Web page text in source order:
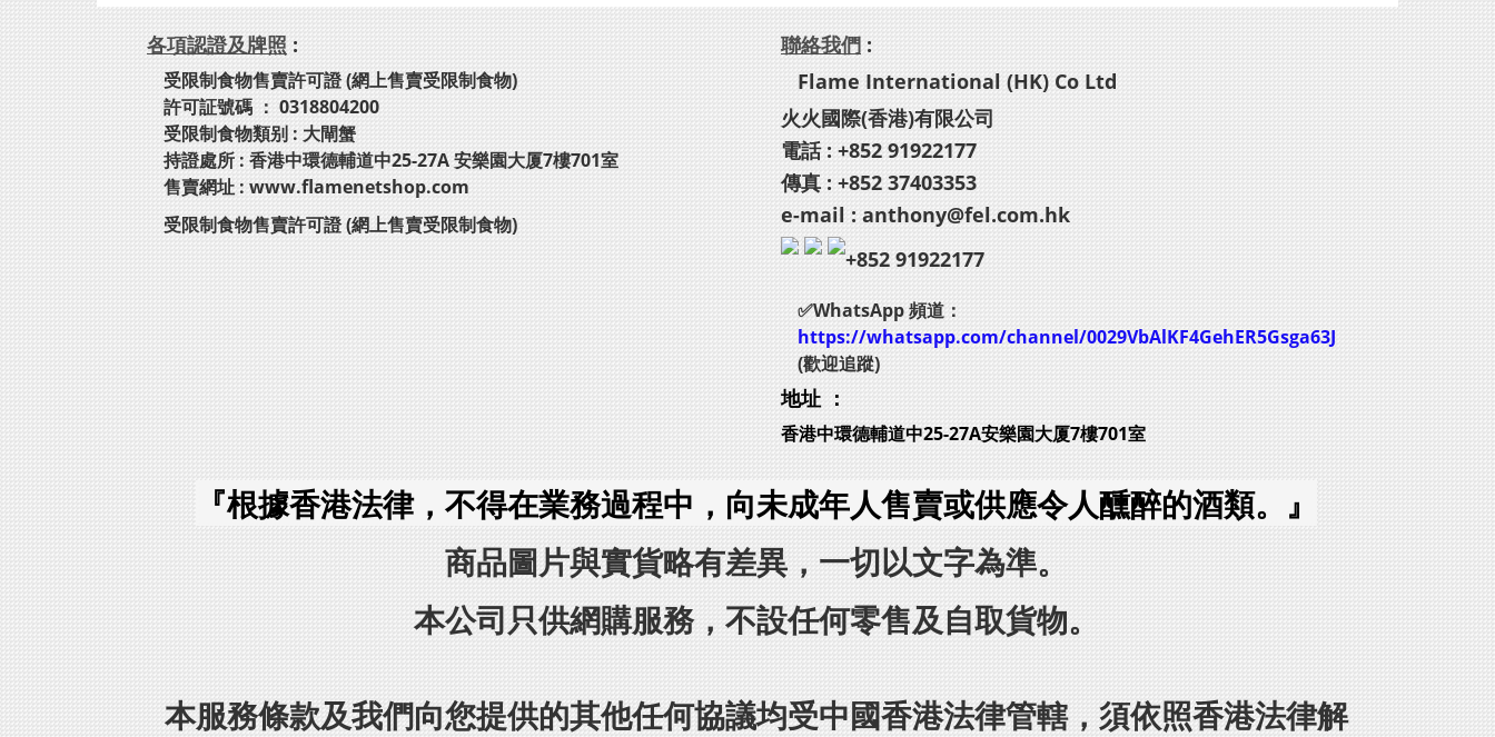
各項認證及牌照 :
受限制食物售賣許可證 (網上售賣受限制食物)
許可証號碼 ： 0318804200
受限制食物類别 : 大閘蟹
持證處所 : 香港中環德輔道中25-27A 安樂園大厦7樓701室
售賣網址 : www.flamenetshop.com
受限制食物售賣許可證 (網上售賣受限制食物)
聯絡我們 :
Flame International (HK) Co Ltd
火火國際(香港)有限公司
電話 : +852 91922177
傳真 : +852 37403353
e-mail : anthony@fel.com.hk
+852 91922177
✅WhatsApp 頻道：
https://whatsapp.com/channel/0029VbAlKF4GehER5Gsga63J
(歡迎追蹤)
地址 ：
香港中環德輔道中25-27A安樂園大厦7樓701室
『根據香港法律，不得在業務過程中，向未成年人售賣或供應令人醺醉的酒類。』
商品圖片與實貨略有差異，一切以文字為準。
本公司只供網購服務，不設任何零售及自取貨物。
本服務條款及我們向您提供的其他任何協議均受中國香港法律管轄，須依照香港法律解